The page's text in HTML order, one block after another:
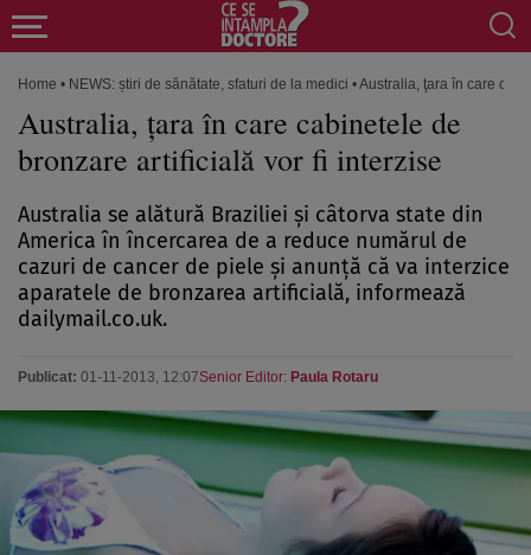
Home • NEWS: știri de sănătate, sfaturi de la medici •Australia, ţara în care
Australia, ţara în care cabinetele de
bronzare artificială vor fi interzise
Australia se alătură Braziliei şi câtorva state din
America în încercarea de a reduce numărul de
cazuri de cancer de piele şi anunţă că va interzice
aparatele de bronzarea artificială, informează
dailymail.co.uk.
Publicat: 01-11-2013, 12:07Senior Editor: Paula Rotaru